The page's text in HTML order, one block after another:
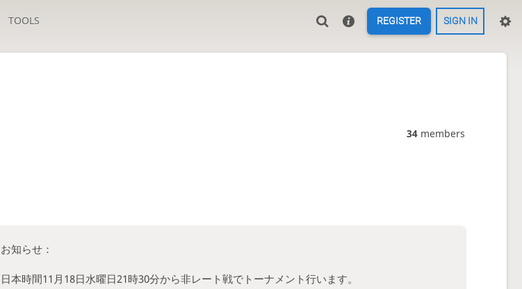
TOOLS REGISTER SIGN IN
34 members
お知らせ：
日本時間11月18日水曜日21時30分から非レート戦でトーナメント行います。